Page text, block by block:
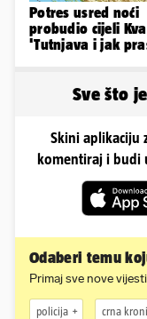
Potres usred noći
probudio cijeli
'Tutnjava i jak
Sve što
Skini aplikaciju
komentiraj i budi
Odaberi temu
Primaj sve nove
policija crna